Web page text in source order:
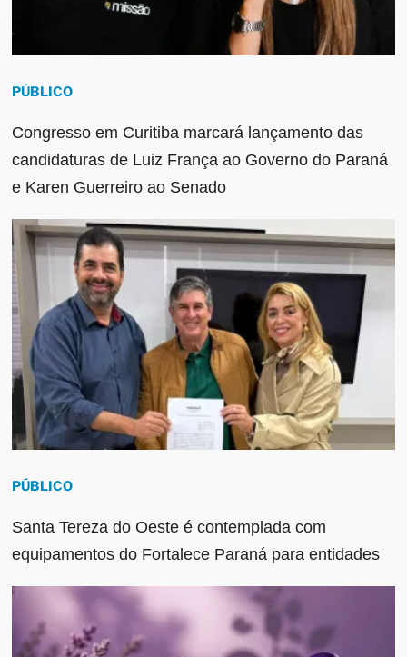
PÚBLICO
Congresso em Curitiba marcará lançamento das
candidaturas de Luiz França ao Governo do Paraná
e Karen Guerreiro ao Senado
PÚBLICO
Santa Tereza do Oeste é contemplada com
equipamentos do Fortalece Paraná para entidades